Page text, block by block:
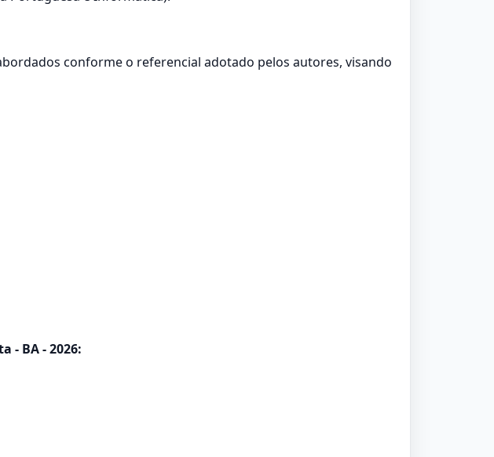
conforme o referencial adotado pelos autores, visando
- BA - 2026: